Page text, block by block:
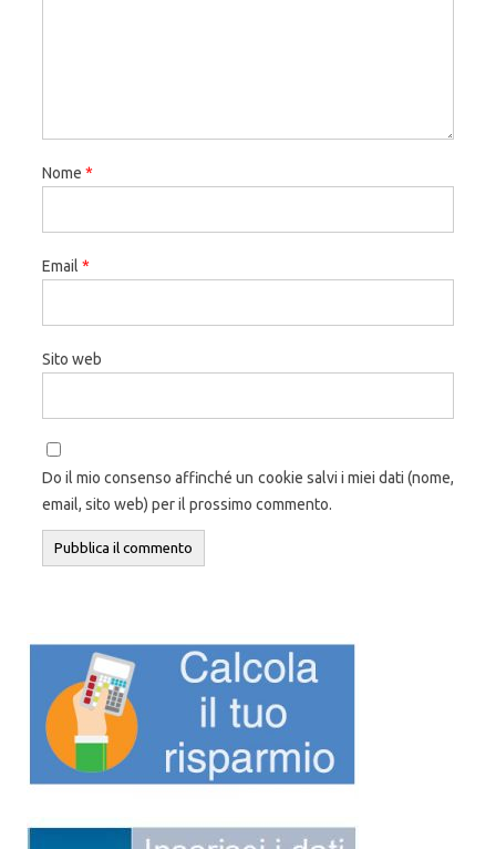
Nome *
Email *
Sito web
Do il mio consenso affinché un cookie salvi i miei dati (nome,
email, sito web) per il prossimo commento.